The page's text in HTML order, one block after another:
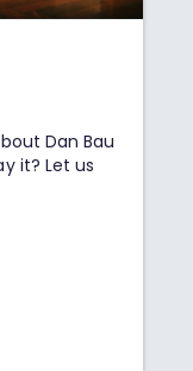
Dan Bau
it? Let us